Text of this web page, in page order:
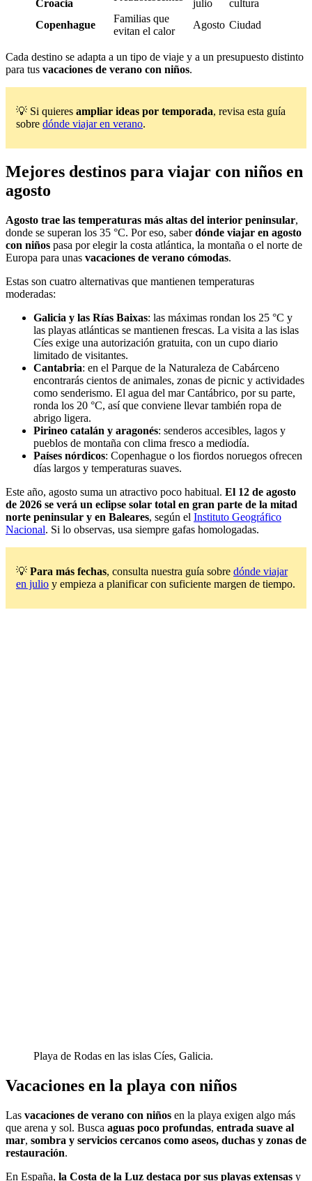
Croacia
julio
cultura
Copenhague
Familias que
evitan el calor
Agosto Ciudad
Cada destino se adapta a un tipo de viaje y a un presupuesto distinto
para tus vacaciones de verano con niños.
💡 Si quieres ampliar ideas por temporada, revisa esta guía
sobre dónde viajar en verano.
Mejores destinos para viajar con niños en
agosto
Agosto trae las temperaturas más altas del interior peninsular,
donde se superan los 35 °C. Por eso, saberdónde viajar en agosto
con niños pasa por elegir la costa atlántica, la montaña o el norte de
Europa para unas vacaciones de verano cómodas.
Estas son cuatro alternativas que mantienen temperaturas
moderadas:
Galicia y las Rías Baixas: las máximas rondan los 25 °C y
las playas atlánticas se mantienen frescas. La visita a las islas
Cíes exige una autorización gratuita, con un cupo diario
limitado de visitantes.
Cantabria: en el Parque de la Naturaleza de Cabárceno
encontrarás cientos de animales, zonas de picnic y actividades
como senderismo. El agua del mar Cantábrico, por su parte,
ronda los 20 °C, así que conviene llevar también ropa de
abrigo ligera.
Pirineo catalán y aragonés: senderos accesibles, lagos y
pueblos de montaña con clima fresco a mediodía.
Países nórdicos: Copenhague o los fiordos noruegos ofrecen
días largos y temperaturas suaves.
Este año, agosto suma un atractivo poco habitual. El 12 de agosto
de 2026 se verá un eclipse solar total en gran parte de la mitad
norte peninsular y en Baleares, según el Instituto Geográfico
Nacional. Si lo observas, usa siempre gafas homologadas.
💡 Para más fechas, consulta nuestra guía sobre dónde viajar
en julio y empieza a planificar con suficiente margen de tiempo.
Playa de Rodas en las islas Cíes, Galicia.
Vacaciones en la playa con niños
Las vacaciones de verano con niños en la playa exigen algo más
que arena y sol. Busca aguas poco profundas, entrada suave al
mar, sombra y servicios cercanos como aseos, duchas y zonas de
restauración.
En España, la Costa de la Luz destaca por sus playas extensas y